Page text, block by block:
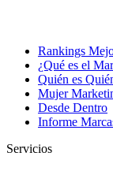
Rankings
¿Qué es el
Quién es
Mujer
Desde Dentro
Informe
Servicios